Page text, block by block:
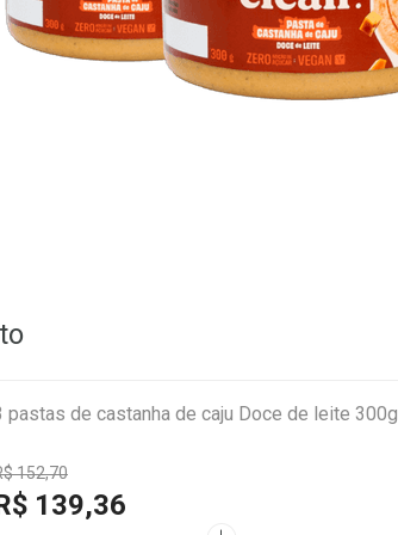
pastas de castanha de caju Doce de leite 300g
152,70
139,36